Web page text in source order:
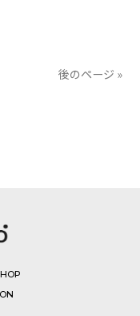
後のページ »